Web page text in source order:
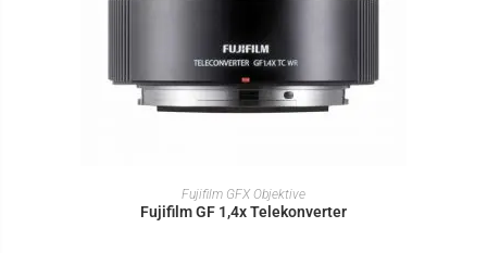
IN DEN WARENKORB
Fujifilm GFX Objektive
Fujifilm GF 1,4x Telekonverter